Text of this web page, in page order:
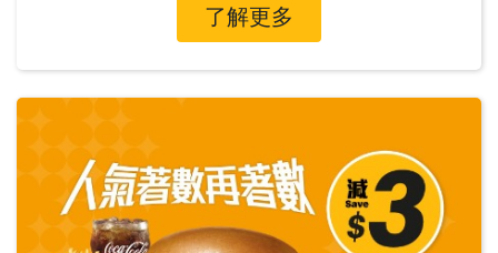
了解更多